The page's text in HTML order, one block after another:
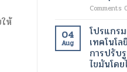
ห้
Comments
04
Aug
โปรแกร
เทคโนโ
การปรับ
ไขมันโด